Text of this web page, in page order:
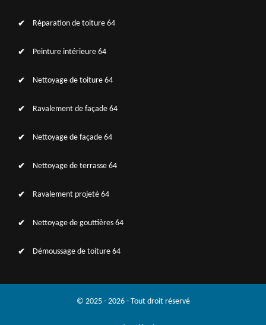
Réparation de toiture 64
Peinture intérieure 64
Nettoyage de toiture 64
Ravalement de façade 64
Nettoyage de façade 64
Nettoyage de terrasse 64
Ravalement projeté 64
Nettoyage de gouttières 64
Démoussage de toiture 64
© 2025 - 2026 - Tout droit réservé